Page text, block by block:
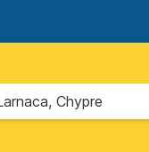
Chypre